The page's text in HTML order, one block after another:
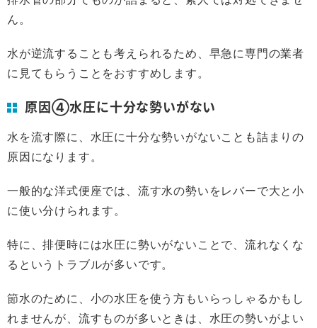
ん。
水が逆流することも考えられるため、早急に専門の業者
に見てもらうことをおすすめします。
原因④水圧に十分な勢いがない
水を流す際に、水圧に十分な勢いがないことも詰まりの
原因になります。
一般的な洋式便座では、流す水の勢いをレバーで大と小
に使い分けられます。
特に、排便時には水圧に勢いがないことで、流れなくな
るというトラブルが多いです。
節水のために、小の水圧を使う方もいらっしゃるかもし
れませんが、流すものが多いときは、水圧の勢いがよい